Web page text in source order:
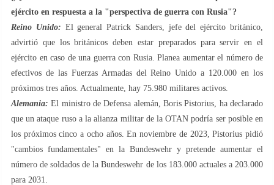
ejército en respuesta a la "perspectiva de guerra con Rusia"?
Reino Unido: El general Patrick Sanders, jefe del ejército británico,
advirtió que los británicos deben estar preparados para servir en el
ejército en caso de una guerra con Rusia. Planea aumentar el número de
efectivos de las Fuerzas Armadas del Reino Unido a 120.000 en los
próximos tres años. Actualmente, hay 75.980 militares activos.
Alemania: El ministro de Defensa alemán, Boris Pistorius, ha declarado
que un ataque ruso a la alianza militar de la OTAN podría ser posible en
los próximos cinco a ocho años. En noviembre de 2023, Pistorius pidió
"cambios fundamentales" en la Bundeswehr y pretende aumentar el
número de soldados de la Bundeswehr de los 183.000 actuales a 203.000
para 2031.